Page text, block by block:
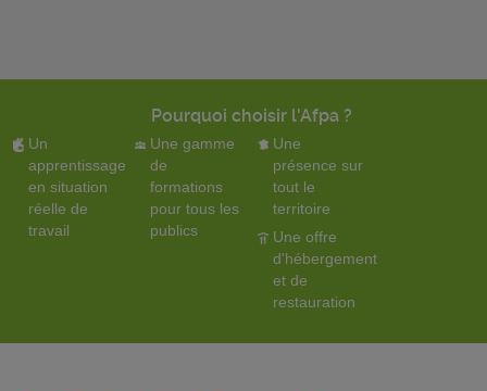
Pourquoi choisir l'Afpa ?
Un
apprentissage
en situation
réelle de
travail
Une gamme
de
formations
pour tous les
publics
Une
présence sur
tout le
territoire
Une offre
d'hébergement
et de
restauration